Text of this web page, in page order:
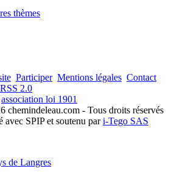
thèmes
Participer Mentions légales Contact
RSS 2.0
association loi 1901
- Tous droits réservés
avec SPIP et soutenu pari-Tego SAS
de Langres